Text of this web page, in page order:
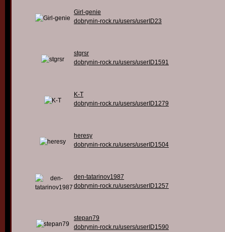
Girl-genie
dobrynin-rock.ru/users/userID23
stgrsr
dobrynin-rock.ru/users/userID1591
K-T
dobrynin-rock.ru/users/userID1279
heresy
dobrynin-rock.ru/users/userID1504
den-tatarinov1987
dobrynin-rock.ru/users/userID1257
stepan79
dobrynin-rock.ru/users/userID1590